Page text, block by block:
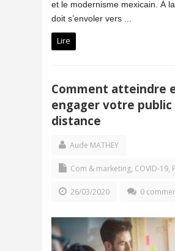
et le modernisme mexicain. À
doit s’envoler vers ...
Lire
Comment atteindre
engager votre public
distance
Aude MATHEY
Com & marketing, COVID-19,
26/03/2020 0